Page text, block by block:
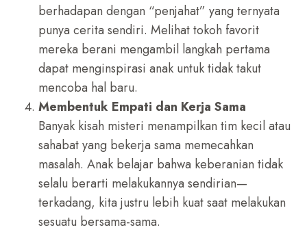
berhadapan dengan “penjahat” yang ternyata
punya cerita sendiri. Melihat tokoh favorit
mereka berani mengambil langkah pertama
dapat menginspirasi anak untuk tidak takut
mencoba hal baru.
Membentuk Empati dan Kerja Sama
Banyak kisah misteri menampilkan tim kecil atau
sahabat yang bekerja sama memecahkan
masalah. Anak belajar bahwa keberanian tidak
selalu berarti melakukannya sendirian—
terkadang, kita justru lebih kuat saat melakukan
sesuatu bersama-sama.